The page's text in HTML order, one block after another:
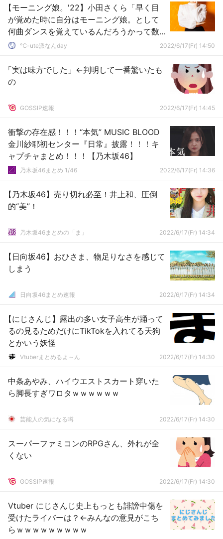
【モーニング娘。'22】小田さくら「早く目
が覚めた時に自分はモーニング娘。として
何曲ダンスを覚えているんだろうかって数
えたら241曲でした」
℃-ute派なんday 2022/6/17(Fr) 14:50
「実は味方でした」←判明して一番驚いたも
の
GOSSIP速報 2022/6/17(Fr) 14:45
衝撃の存在感！！！“本気” MUSIC BLOOD
金川紗耶初センター『日常』披露！！！キ
ャプチャまとめ！！！【乃木坂46】
乃木坂46まとめ 1/46 2022/6/17(Fr) 14:36
【乃木坂46】売り切れ必至！井上和、圧倒
的“美”！
乃木坂46まとめの「ま」 2022/6/17(Fr) 14:34
【日向坂46】おひさま、物足りなさを感じて
しまう
日向坂46まとめ速報 2022/6/17(Fr) 14:34
【にじさんじ】露出の多い女子高生が踊って
るの見るためだけにTikTokを入れてる天狗
とかいう妖怪
Vtuberまとめるよ～ん 2022/6/17(Fr) 14:30
中条あやみ、ハイウエストスカート穿いた
ら脚長すぎワロタｗｗｗｗｗｗ
芸能人の気になる噂 2022/6/17(Fr) 14:30
スーパーファミコンのRPGさん、外れが全
くない
GOSSIP速報 2022/6/17(Fr) 14:30
Vtuber にじさんじ史上もっとも誹謗中傷を
受けたライバーは？←みんなの意見がこち
らｗｗｗｗｗｗｗｗｗ